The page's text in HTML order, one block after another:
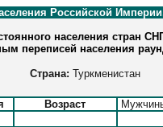
Российской
населения стран
переписей населения
Страна: Туркменистан
Возраст